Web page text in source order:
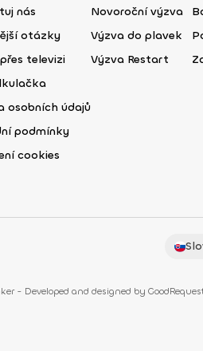
nás
otázky
televizi
osobních údajů
podmínky
cookies
Novoroční výzva
Výzva do plavek
Výzva Restart
- Developed and designed by